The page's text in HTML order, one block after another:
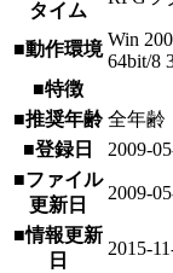
タイム
■動作環境 Win
64bit/8
■特徴
■推奨年齢 全年齢
■登録日
2009-
■ファイル
更新日
2009-
■情報更新
日
2015-